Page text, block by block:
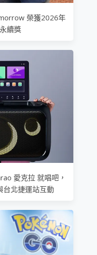
榮獲2026年
續獎
愛克拉 就唱吧，
台北捷運站互動